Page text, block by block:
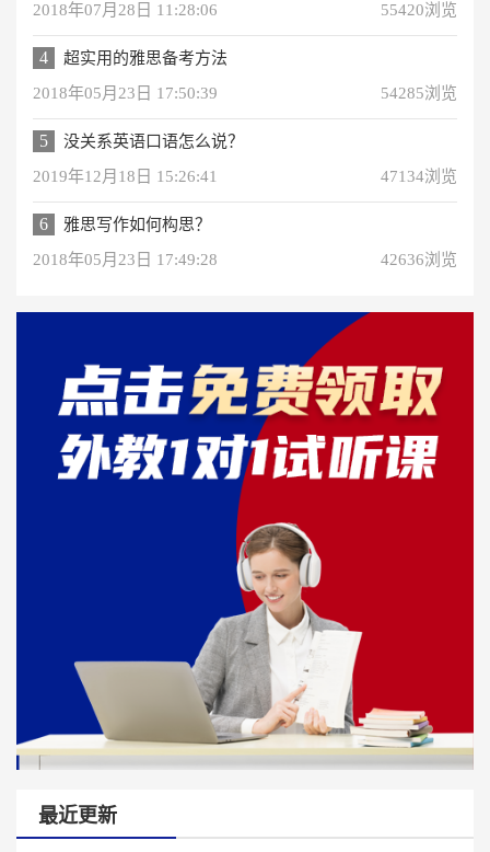
2018年07月28日 11:28:06
55420浏览
4
超实用的雅思备考方法
2018年05月23日 17:50:39
54285浏览
5
没关系英语口语怎么说？
2019年12月18日 15:26:41
47134浏览
6
雅思写作如何构思？
2018年05月23日 17:49:28
42636浏览
最近更新